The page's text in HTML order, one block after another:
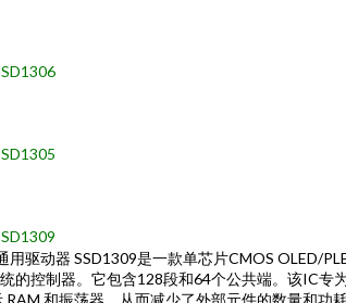
驱动器 SSD1309是一款单芯片CMOS OLED/
的控制器。它包含128段和64个公共端。该IC专
和振荡器，从而减少了外部元件的数量和功